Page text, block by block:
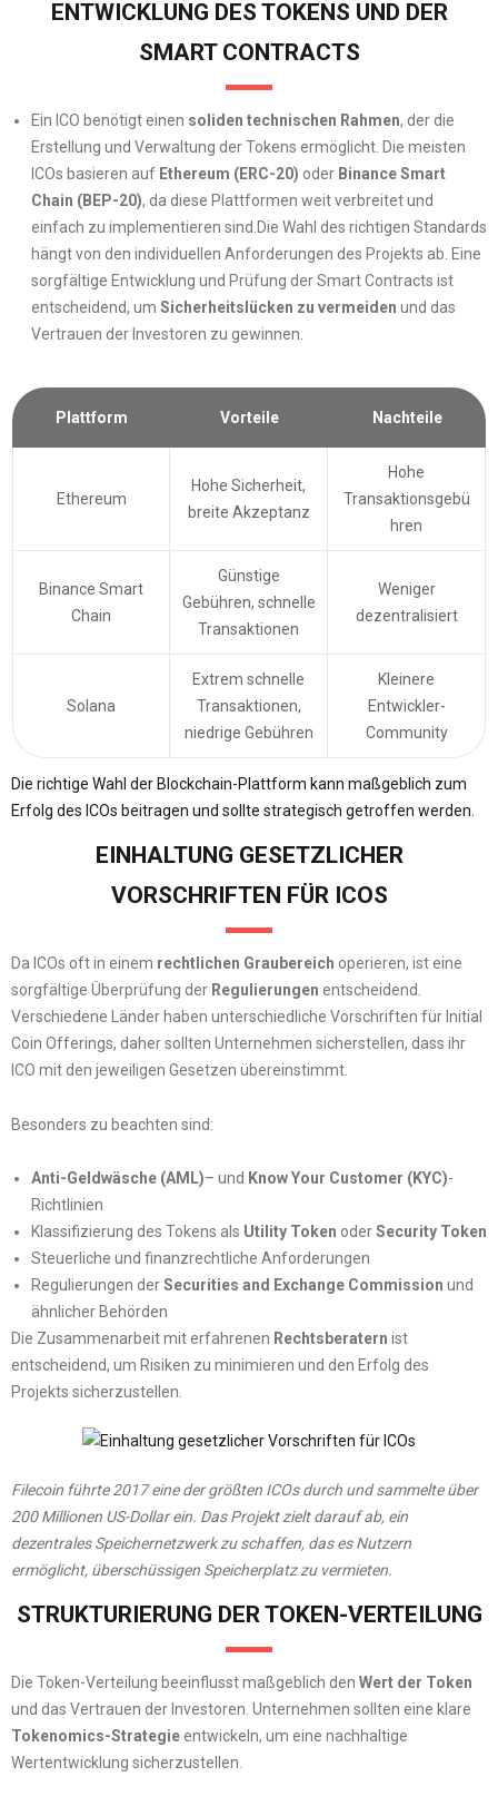
ENTWICKLUNG DES TOKENS UND DER
SMART CONTRACTS
Ein ICO benötigt einen soliden technischen Rahmen, der die
Erstellung und Verwaltung der Tokens ermöglicht. Die meisten
ICOs basieren auf Ethereum (ERC-20) oder Binance Smart
Chain (BEP-20), da diese Plattformen weit verbreitet und
einfach zu implementieren sind.Die Wahl des richtigen Standards
hängt von den individuellen Anforderungen des Projekts ab. Eine
sorgfältige Entwicklung und Prüfung der Smart Contracts ist
entscheidend, um Sicherheitslücken zu vermeiden und das
Vertrauen der Investoren zu gewinnen.
Plattform Vorteile Nachteile
Ethereum
Hohe Sicherheit,
breite Akzeptanz
Hohe
Transaktionsgebü
hren
Binance Smart
Chain
Günstige
Gebühren, schnelle
Transaktionen
Weniger
dezentralisiert
Solana
Extrem schnelle
Transaktionen,
niedrige Gebühren
Kleinere
Entwickler-
Community
Die richtige Wahl der Blockchain-Plattform kann maßgeblich zum
Erfolg des ICOs beitragen und sollte strategisch getroffen werden.
EINHALTUNG GESETZLICHER
VORSCHRIFTEN FÜR ICOS
Da ICOs oft in einem rechtlichen Graubereich operieren, ist eine
sorgfältige Überprüfung der Regulierungen entscheidend.
Verschiedene Länder haben unterschiedliche Vorschriften für Initial
Coin Offerings, daher sollten Unternehmen sicherstellen, dass ihr
ICO mit den jeweiligen Gesetzen übereinstimmt.
Besonders zu beachten sind:
Anti-Geldwäsche (AML)– und Know Your Customer (KYC)-
Richtlinien
Klassifizierung des Tokens als Utility Token oderSecurity Token
Steuerliche und finanzrechtliche Anforderungen
Regulierungen derSecurities and Exchange Commission und
ähnlicher Behörden
Die Zusammenarbeit mit erfahrenen Rechtsberatern ist
entscheidend, um Risiken zu minimieren und den Erfolg des
Projekts sicherzustellen.
Filecoin führte 2017 eine der größten ICOs durch und sammelte über
200 Millionen US-Dollar ein. Das Projekt zielt darauf ab, ein
dezentrales Speichernetzwerk zu schaffen, das es Nutzern
ermöglicht, überschüssigen Speicherplatz zu vermieten.
STRUKTURIERUNG DER TOKEN-VERTEILUNG
Die Token-Verteilung beeinflusst maßgeblich den Wert der Token
und das Vertrauen der Investoren. Unternehmen sollten eine klare
Tokenomics-Strategieentwickeln, um eine nachhaltige
Wertentwicklung sicherzustellen.